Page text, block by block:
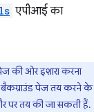
एपीआई का
की ओर इशारा करना
पेज तय करने के
पर तय की जा सकती हैं.